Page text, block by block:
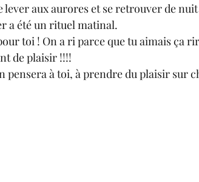
lever aux aurores et se retrouver de
a été un rituel matinal.
toi ! On a ri parce que tu aimais ça
de plaisir !!!!
pensera à toi, à prendre du plaisir sur